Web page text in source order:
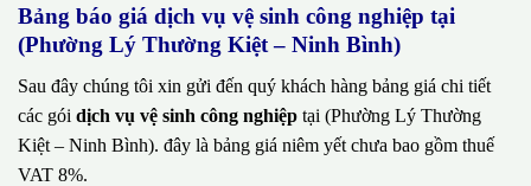
Bảng báo giá dịch vụ vệ sinh công nghiệp tại
(Phường Lý Thường Kiệt – Ninh Bình)
Sau đây chúng tôi xin gửi đến quý khách hàng bảng giá chi tiết
các gói dịch vụ vệ sinh công nghiệp tại (Phường Lý Thường
Kiệt – Ninh Bình). đây là bảng giá niêm yết chưa bao gồm thuế
VAT 8%.